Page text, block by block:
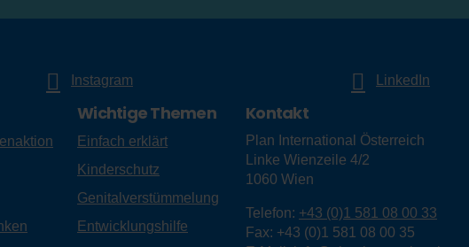
Instagram LinkedIn
Wichtige Themen
Einfach erklärt
Kinderschutz
Genitalverstümmelung
Entwicklungshilfe
Kontakt
Plan International Österreich
Linke Wienzeile 4/2
1060 Wien
Telefon: +43 (0)1 581 08 00 33
Fax: +43 (0)1 581 08 00 35